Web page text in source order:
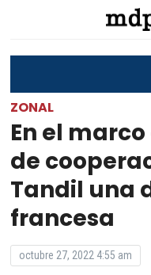
ZONAL
En el
de
Tandil una
francesa
octubre 27, 2022 4:55 am